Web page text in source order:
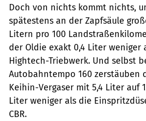
Doch von nichts kommt nichts,
spätestens an der Zapfsäule
Litern pro 100
der Oldie exakt 0,4 Liter weniger
Hightech-Triebwerk. Und selbst
Autobahntempo 160 zerstäuben
Keihin-Vergaser mit 5,4 Liter auf
Liter weniger als die
CBR.